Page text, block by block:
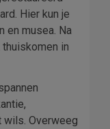
Hier kun je
en musea. Na
in
wils. Overweeg